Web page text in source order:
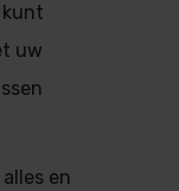
uw
en